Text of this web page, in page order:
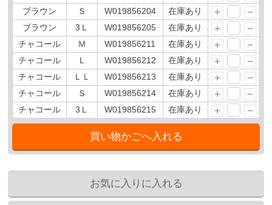
ブラウン
Ｓ W019856204
在庫あり
ブラウン
3Ｌ W019856205
在庫あり
チャコール
Ｍ W019856211
在庫あり
チャコール
Ｌ W019856212
在庫あり
チャコール
ＬＬ W019856213
在庫あり
チャコール
Ｓ W019856214
在庫あり
チャコール
3Ｌ W019856215 在庫あり